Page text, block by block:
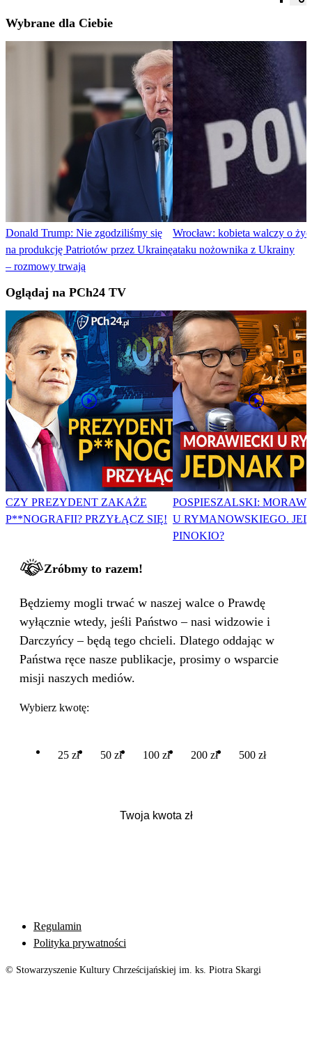
Wybrane dla Ciebie
Donald Trump: Nie zgodziliśmy się
na produkcję Patriotów przez Ukrainę
– rozmowy trwają
Wrocław: kobieta walczy o
ataku nożownika z Ukrainy
Oglądaj na PCh24 TV
CZY PREZYDENT ZAKAŻE
P**NOGRAFII? PRZYŁĄCZ SIĘ!
POSPIESZALSKI:
U RYMANOWSKIEGO.
PINOKIO?
Zróbmy to razem!
Będziemy mogli trwać w naszej walce o Prawdę
wyłącznie wtedy, jeśli Państwo – nasi widzowie i
Darczyńcy – będą tego chcieli. Dlatego oddając w
Państwa ręce nasze publikacje, prosimy o wsparcie
misji naszych mediów.
Wybierz kwotę:
25 zł 50 zł 100 zł 200 zł 500 zł
Regulamin
Polityka prywatności
© Stowarzyszenie Kultury Chrześcijańskiej im. ks. Piotra Skargi